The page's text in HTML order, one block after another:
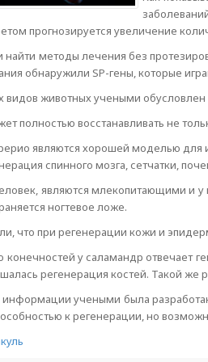
прогнозируется увеличение
методы лечения без
обнаружили SP-гены, которые
видов животных учеными
полностью восстанавливать не
являются хорошей моделью для
спинного мозга, сетчатки,
являются млекопитающими и у
ногтевое ложе.
что при регенерации кожи и
конечностей у саламандр отвечает
регенерация костей. Такой же
учеными была
к регенерации, но